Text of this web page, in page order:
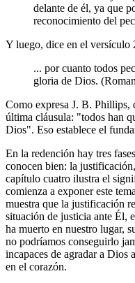
delante de él, ya que
reconocimiento del
Y luego, dice en el versículo
... por cuanto todos
gloria de Dios.
Como expresa J. B. Phillips,
última cláusula: "todos han
Dios". Eso establece el
En la redención hay tres
conocen bien: la
capítulo cuatro ilustra el
comienza a exponer este
muestra que la justificación
situación de justicia ante Él,
ha muerto en nuestro lugar,
no podríamos conseguirlo
incapaces de agradar a Dios
en el corazón.